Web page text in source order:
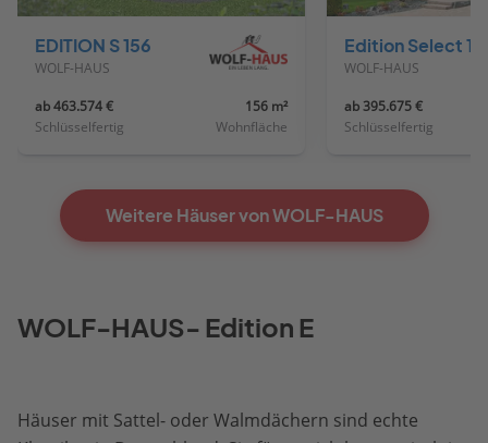
EDITION S 156
WOLF-HAUS
ab 463.574 €
Schlüsselfertig
156 m²
Wohnfläche
Edition Select
WOLF-HAUS
ab 395.675 €
Schlüsselfertig
Haus
Weitere Häuser von WOLF-HAUS
WOLF-HAUS- Edition E
Häuser mit Sattel- oder Walmdächern sind echte